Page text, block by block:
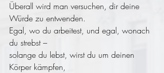
Überall wird man versuchen, dir deine
Würde zu entwenden.
Egal, wo du arbeitest, und egal, wonach
du strebst –
solange du lebst, wirst du um deinen
Körper kämpfen,